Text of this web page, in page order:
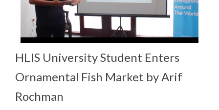
HLIS University Student Enters
Ornamental Fish Market by Arif
Rochman